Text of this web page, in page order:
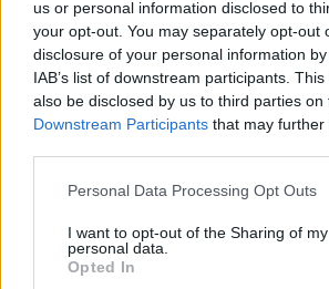
us or personal information disclosed to
your opt-out. You may separately opt-out
disclosure of your personal information
IAB’s list of downstream participants.
also be disclosed by us to third parties on
Downstream Participants that may
Please note that this website/app uses
not limited to your visit or usage
grant or deny consent to Google and its
use your data for below specified
Personal Data Processing Opt Outs
I want to opt-out of the Sharing of my
personal data.
Opted In